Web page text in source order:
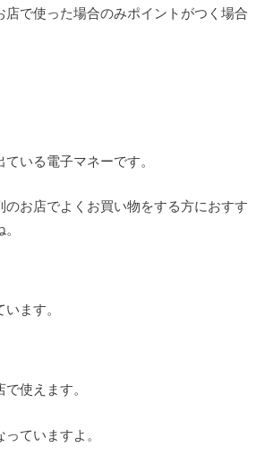
店で使った場合のみポイントがつく場合
いる電子マネーです。
のお店でよくお買い物をする方におすす
ます。
使えます。
ていますよ。